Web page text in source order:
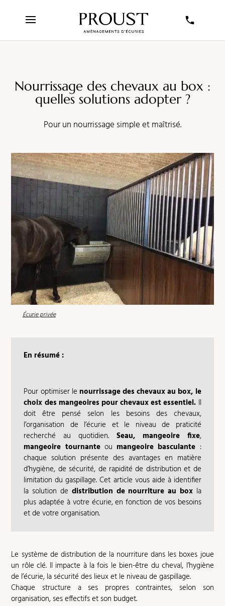
Nourrissage des chevaux au box :
quelles solutions adopter ?
Pour un nourrissage simple et maîtrisé.
Écurie privée
En résumé :
Pour optimiser le nourrissage des chevaux au box, le
choix des mangeoires pour chevaux est essentiel. Il
doit être pensé selon les besoins des chevaux,
l’organisation de l’écurie et le niveau de praticité
recherché au quotidien. Seau, mangeoire fixe,
mangeoire tournanteou mangeoire basculante :
chaque solution présente des avantages en matière
d’hygiène, de sécurité, de rapidité de distribution et de
limitation du gaspillage. Cet article vous aide à identifier
la solution de distribution de nourriture au boxla
plus adaptée à votre écurie, en fonction de vos besoins
et de votre organisation.
Le système de distribution de la nourriture dans les boxes joue
un rôle clé. Il impacte à la fois le bien-être du cheval, l’hygiène
de l’écurie, la sécurité des lieux et le niveau de gaspillage.
Chaque structure a ses propres contraintes, selon son
organisation, ses effectifs et son budget.